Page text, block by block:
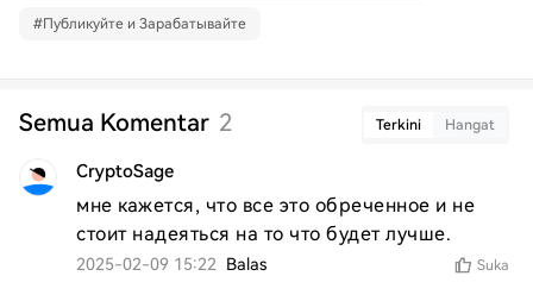
#Публикуйте и Зарабатывайте
Semua Komentar 2 Terkini Hangat
CryptoSage
мне кажется, что все это обреченное и не
стоит надеяться на то что будет лучше.
2025-02-09 15:22 Balas Suka